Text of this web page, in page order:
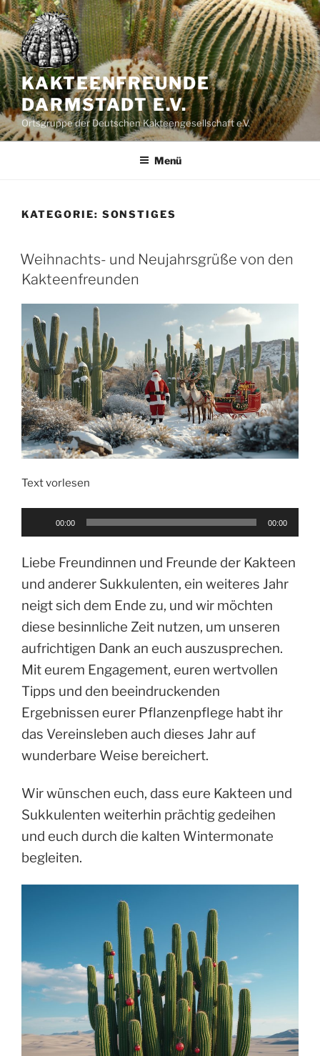
Zum
Inhalt
springen
KAKTEENFREUNDE
DARMSTADT E.V.
Ortsgruppe der Deutschen Kakteengesellschaft e.V.
Menü
KATEGORIE: SONSTIGES
Weihnachts- und Neujahrsgrüße von den
Kakteenfreunden
Text vorlesen
00:00 00:00
Liebe Freundinnen und Freunde der Kakteen
und anderer Sukkulenten, ein weiteres Jahr
neigt sich dem Ende zu, und wir möchten
diese besinnliche Zeit nutzen, um unseren
aufrichtigen Dank an euch auszusprechen.
Mit eurem Engagement, euren wertvollen
Tipps und den beeindruckenden
Ergebnissen eurer Pflanzenpflege habt ihr
das Vereinsleben auch dieses Jahr auf
wunderbare Weise bereichert.
Wir wünschen euch, dass eure Kakteen und
Sukkulenten weiterhin prächtig gedeihen
und euch durch die kalten Wintermonate
begleiten.